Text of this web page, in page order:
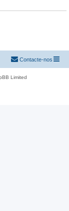
Contacte-nos
Limited